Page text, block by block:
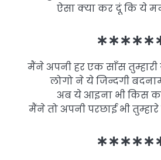
ऐसा क्या कर दूं कि ये
मैंने अपनी हर एक साँस
लोगो ने ये जिन्दगी
अब ये आइना भी किस
मैंने तो अपनी परछाई भी